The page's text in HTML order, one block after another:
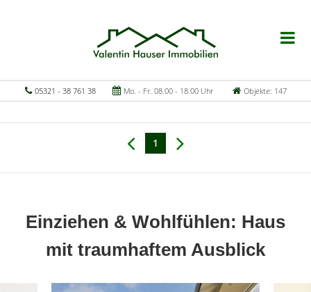
05321 - 38 761 38 Mo. - Fr. 08.00 - 18.00 Uhr Objekte: 147
1
Einziehen & Wohlfühlen: Haus
mit traumhaftem Ausblick